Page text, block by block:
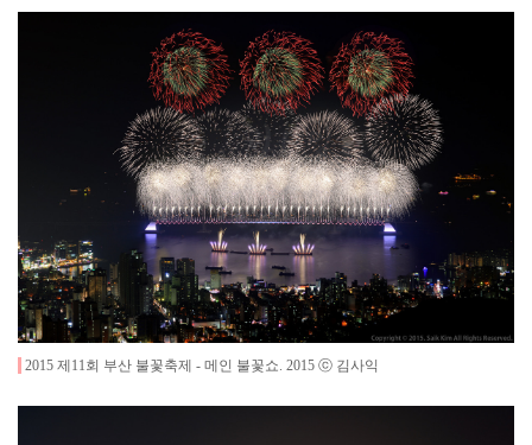
2015 제11회 부산 불꽃축제 - 메인 불꽃쇼. 2015 ⓒ 김사익